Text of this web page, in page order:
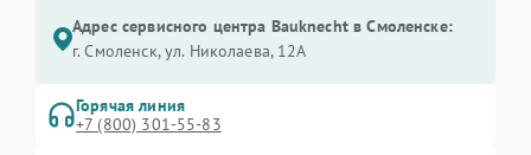
Адрес сервисного центра Bauknecht в Смоленске:
г. Смоленск, ул. Николаева, 12А
Горячая линия
+7 (800) 301-55-83